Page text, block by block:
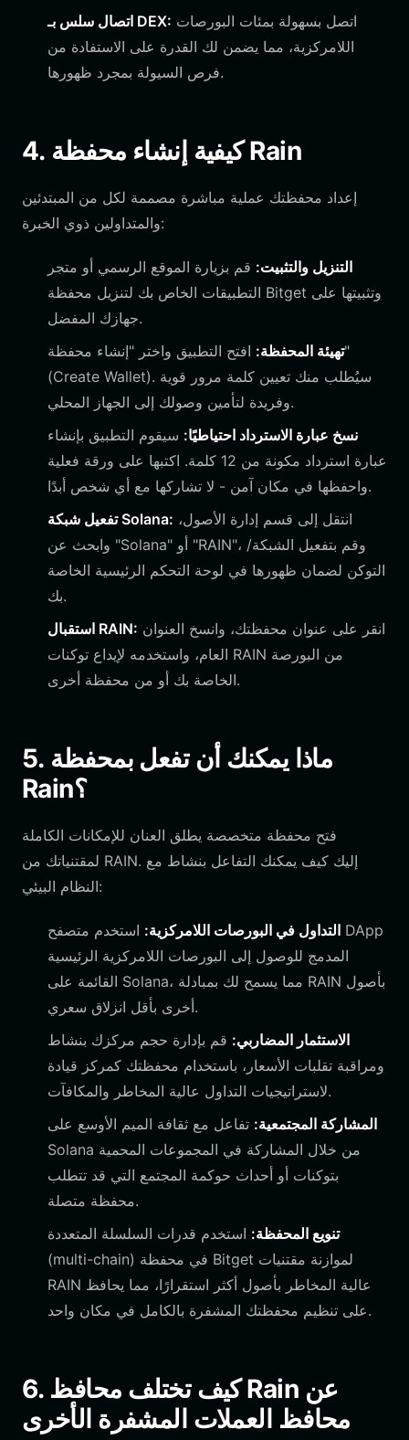
اتصال سلس بـ DEX:
اللامركزية، مما يضمن لك القدرة على الاستفادة من
فرص السيولة بمجرد ظهورها.
4. كيفية إنشاء محفظة Rain
إعداد محفظتك عملية مباشرة مصممة لكل من المبتدئين
والمتداولين ذوي الخبرة:
التنزيل والتثبيت: قم بزيارة الموقع الرسمي أو متجر
التطبيقات الخاص بك لتنزيل محفظة Bitget وتثبيتها على
جهازك المفضل.
تهيئة المحفظة: افتح التطبيق واختر "إنشاء محفظة"
(Create Wallet). سيُطلب منك تعيين كلمة مرور قوية
وفريدة لتأمين وصولك إلى الجهاز المحلي.
نسخ عبارة الاسترداد احتياطيًا: سيقوم التطبيق بإنشاء
عبارة استرداد مكونة من 12 كلمة. اكتبها على ورقة فعلية
واحفظها في مكان آمن - لا تشاركها مع أي شخص أبدًا.
تفعيل شبكة Solana:
وابحث عن "Solana" أو "RAIN"، وقم بتفعيل الشبكة/
التوكن لضمان ظهورها في لوحة التحكم الرئيسية الخاصة
بك.
استقبال RAIN:
العام، واستخدمه لإيداع توكنات RAIN من البورصة
الخاصة بك أو من محفظة أخرى.
5. ماذا يمكنك أن تفعل بمحفظة
Rain؟
فتح محفظة متخصصة يطلق العنان للإمكانات الكاملة
لمقتنياتك من RAIN. إليك كيف يمكنك التفاعل بنشاط مع
النظام البيئي:
التداول في البورصات اللامركزية: استخدم متصفح DApp
المدمج للوصول إلى البورصات اللامركزية الرئيسية
القائمة على Solana، مما يسمح لك بمبادلة RAIN بأصول
أخرى بأقل انزلاق سعري.
الاستثمار المضاربي: قم بإدارة حجم مركزك بنشاط
ومراقبة تقلبات الأسعار، باستخدام محفظتك كمركز قيادة
لاستراتيجيات التداول عالية المخاطر والمكافآت.
المشاركة المجتمعية: تفاعل مع ثقافة الميم الأوسع على
Solana من خلال المشاركة في المجموعات المحمية
بتوكنات أو أحداث حوكمة المجتمع التي قد تتطلب
محفظة متصلة.
تنويع المحفظة: استخدم قدرات السلسلة المتعددة
(multi-chain) في محفظة Bitget لموازنة مقتنيات
RAIN عالية المخاطر بأصول أكثر استقرارًا، مما يحافظ
على تنظيم محفظتك المشفرة بالكامل في مكان واحد.
6. كيف تختلف محافظ Rain عن
محافظ العملات المشفرة الأخرى